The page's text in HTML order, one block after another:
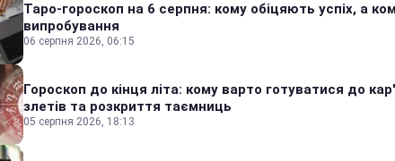
Таро-гороскоп на 6 серпня: кому обіцяють успіх, а
випробування
06 серпня 2026, 06:15
Гороскоп до кінця літа: кому варто готуватися до
злетів та розкриття таємниць
05 серпня 2026, 18:13